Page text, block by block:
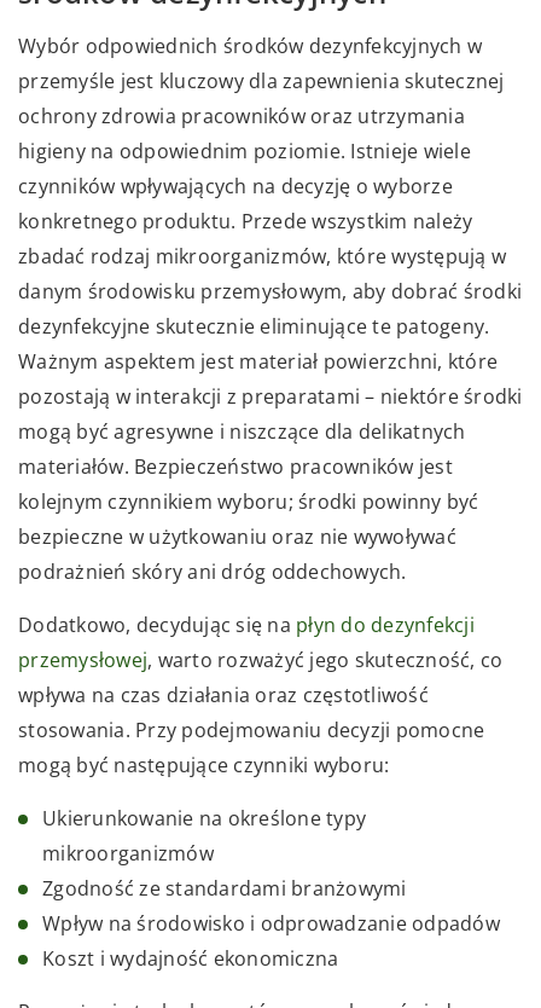
Wybór odpowiednich środków dezynfekcyjnych w
przemyśle jest kluczowy dla zapewnienia skutecznej
ochrony zdrowia pracowników oraz utrzymania
higieny na odpowiednim poziomie. Istnieje wiele
czynników wpływających na decyzję o wyborze
konkretnego produktu. Przede wszystkim należy
zbadać rodzaj mikroorganizmów, które występują w
danym środowisku przemysłowym, aby dobrać środki
dezynfekcyjne skutecznie eliminujące te patogeny.
Ważnym aspektem jest materiał powierzchni, które
pozostają w interakcji z preparatami – niektóre środki
mogą być agresywne i niszczące dla delikatnych
materiałów. Bezpieczeństwo pracowników jest
kolejnym czynnikiem wyboru; środki powinny być
bezpieczne w użytkowaniu oraz nie wywoływać
podrażnień skóry ani dróg oddechowych.
Dodatkowo, decydując się na płyn do dezynfekcji
przemysłowej, warto rozważyć jego skuteczność, co
wpływa na czas działania oraz częstotliwość
stosowania. Przy podejmowaniu decyzji pomocne
mogą być następujące czynniki wyboru:
Ukierunkowanie na określone typy
mikroorganizmów
Zgodność ze standardami branżowymi
Wpływ na środowisko i odprowadzanie odpadów
Koszt i wydajność ekonomiczna